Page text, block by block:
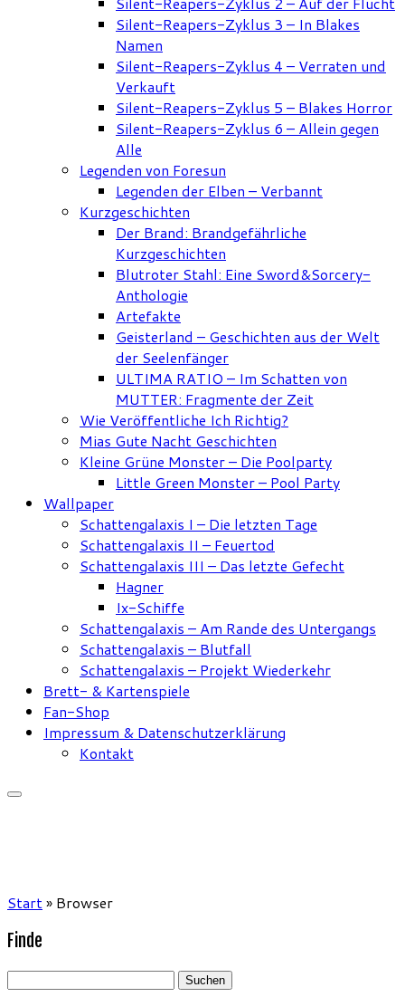
Silent-Reapers-Zyklus 3 – In Blakes
Namen
Silent-Reapers-Zyklus 4 – Verraten und
Verkauft
Silent-Reapers-Zyklus 5 – Blakes Horror
Silent-Reapers-Zyklus 6 – Allein gegen
Alle
Legenden von Foresun
Legenden der Elben – Verbannt
Kurzgeschichten
Der Brand: Brandgefährliche
Kurzgeschichten
Blutroter Stahl: Eine Sword&Sorcery-
Anthologie
Artefakte
Geisterland – Geschichten aus der Welt
der Seelenfänger
ULTIMA RATIO – Im Schatten von
MUTTER: Fragmente der Zeit
Wie Veröffentliche Ich Richtig?
Mias Gute Nacht Geschichten
Kleine Grüne Monster – Die Poolparty
Little Green Monster – Pool Party
Wallpaper
Schattengalaxis I – Die letzten Tage
Schattengalaxis II – Feuertod
Schattengalaxis III – Das letzte Gefecht
Hagner
Ix-Schiffe
Schattengalaxis – Am Rande des Untergangs
Schattengalaxis – Blutfall
Schattengalaxis – Projekt Wiederkehr
Brett- & Kartenspiele
Fan-Shop
Impressum & Datenschutzerklärung
Kontakt
Start» Browser
Finde
Suchen